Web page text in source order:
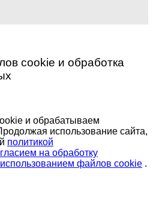
cookie и обработка
и обрабатываем
использование сайта,
политикой
на обработку
использованием файлов cookie .